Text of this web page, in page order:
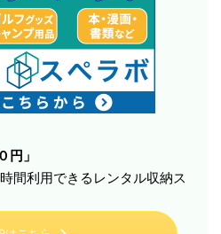
円」
間利用できるレンタル収納ス